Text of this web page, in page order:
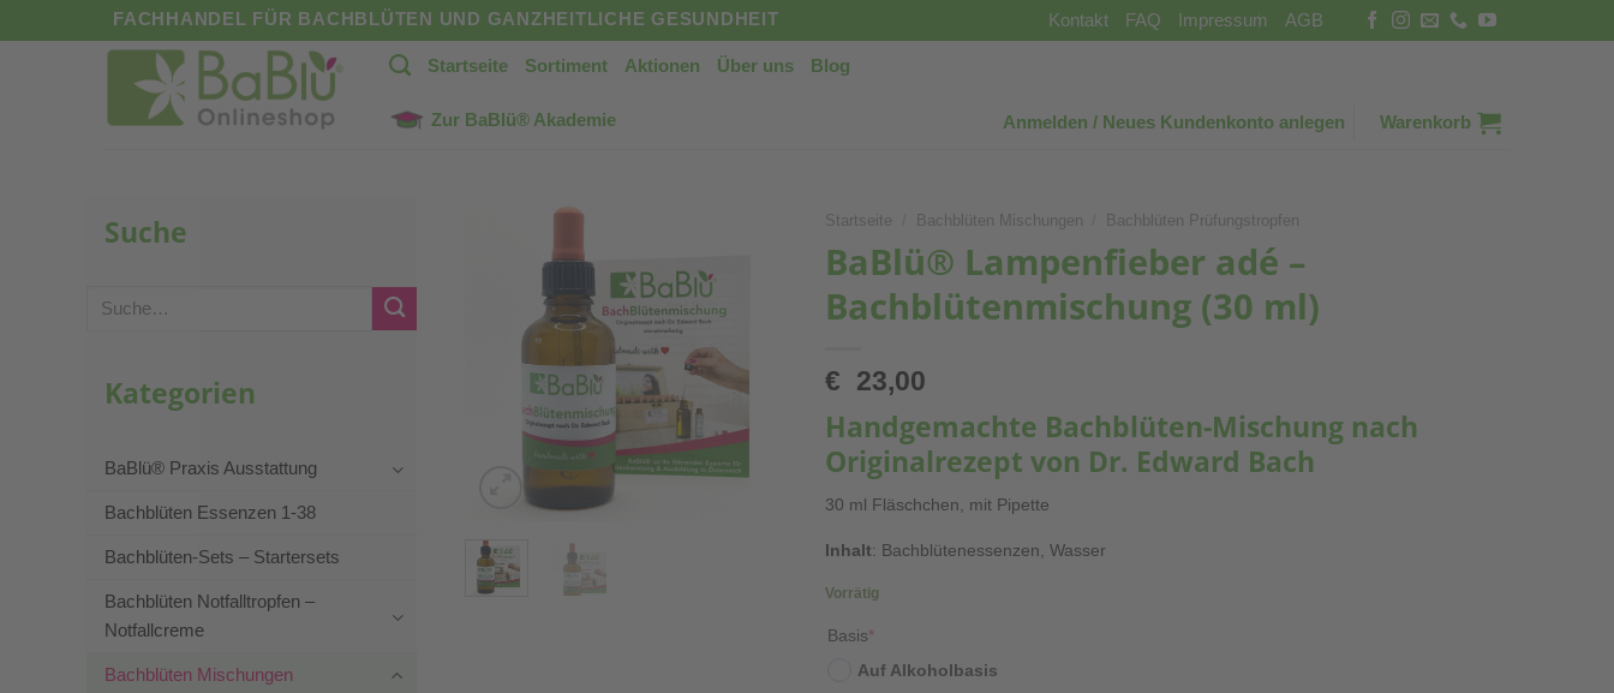
Inhalt
FACHHANDEL FÜR BACHBLÜTEN UND GANZHEITLICHE GESUNDHEIT Kontakt FAQ Impressum AGB
Startseite Sortiment Aktionen Über uns Blog
Zur BaBlü® Akademie Anmelden / Neues Kundenkonto anlegen Warenkorb
Startseite Bachblüten Mischungen Bachblüten Prüfungstropfen
BaBlü® Lampenfieber adé –
Bachblütenmischung (30 ml)
€ 23,00
Handgemachte Bachblüten-Mischung nach
Originalrezept von Dr. Edward Bach
30 ml Fläschchen, mit Pipette
Inhalt: Bachblütenessenzen, Wasser
Vorrätig
Basis*
Auf Alkoholbasis
Suche
Suche
Kategorien
BaBlü® Praxis Ausstattung
Bachblüten Essenzen 1-38
Bachblüten-Sets – Startersets
Bachblüten Notfalltropfen –
Notfallcreme
Bachblüten Mischungen